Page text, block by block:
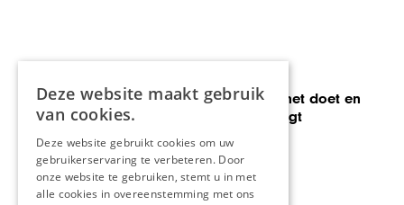
KGM zegt wat het doet en
doet wat het zegt
Deze website maakt gebruik
van cookies.
Deze website gebruikt cookies om uw
gebruikerservaring te verbeteren. Door
onze website te gebruiken, stemt u in met
alle cookies in overeenstemming met ons